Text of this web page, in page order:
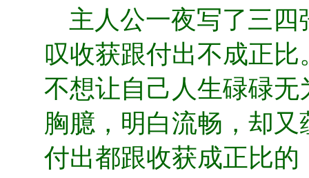
主人公一夜写了三
叹收获跟付出不成正
不想让自己人生碌碌
胸臆，明白流畅，却
付出都跟收获成正比